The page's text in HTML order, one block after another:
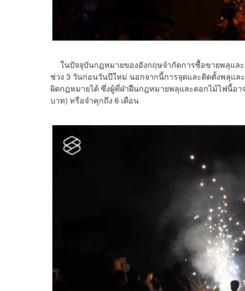
ในปัจจุบันกฎหมายของอังกฤษจำกัดการซื้อขายพลุและ
ช่วง 3 วันก่อนวันปีใหม่ นอกจากนี้การจุดและติดตั้งพลุแ
ผิดกฎหมายได้ ซึ่งผู้ที่ฝ่าฝืนกฎหมายพลุและดอกไม้ไฟนี้อา
บาท) หรือจำคุกถึง 6 เดือน